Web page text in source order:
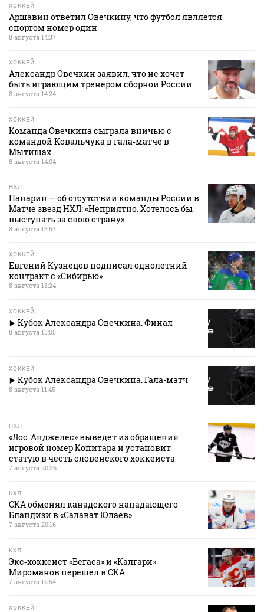
ХОККЕЙ
Аршавин ответил Овечкину, что футбол является
спортом номер один
8 августа 14:37
ХОККЕЙ
Александр Овечкин заявил, что не хочет
быть играющим тренером сборной России
8 августа 14:24
ХОККЕЙ
Команда Овечкина сыграла вничью с
командой Ковальчука в гала‑матче в
Мытищах
8 августа 14:04
НХЛ
Панарин — об отсутствии команды России в
Матче звезд НХЛ: «Неприятно. Хотелось бы
выступать за свою страну»
8 августа 13:57
ХОККЕЙ
Евгений Кузнецов подписал однолетний
контракт с «Сибирью»
8 августа 13:24
ХОККЕЙ
Кубок Александра Овечкина. Финал
8 августа 13:05
ХОККЕЙ
Кубок Александра Овечкина. Гала-матч
8 августа 11:45
НХЛ
«Лос‑Анджелес» выведет из обращения
игровой номер Копитара и установит
статую в честь словенского хоккеиста
7 августа 20:36
КХЛ
СКА обменял канадского нападающего
Бландизи в «Салават Юлаев»
7 августа 20:16
КХЛ
Экс‑хоккеист «Вегаса» и «Калгари»
Мироманов перешел в СКА
7 августа 12:54
ХОККЕЙ